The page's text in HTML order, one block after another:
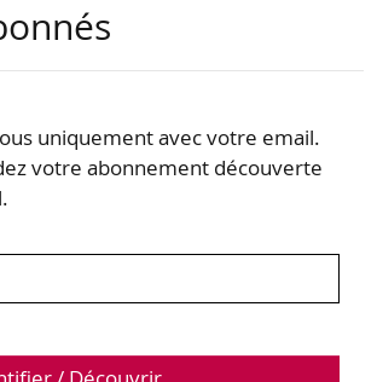
uniquement avec votre email.
votre abonnement découverte